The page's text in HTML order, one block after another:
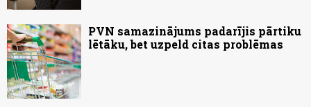
PVN samazinājums padarījis pārtiku
lētāku, bet uzpeld citas problēmas